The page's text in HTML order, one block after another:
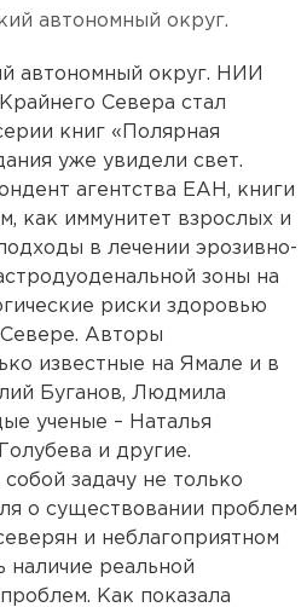
автономный округ.
автономный округ. НИИ
Севера стал
книг «Полярная
уже увидели свет.
агентства ЕАН, книги
как иммунитет взрослых и
в лечении эрозивно-
зоны на
риски здоровью
Авторы
известные на Ямале и в
Буганов, Людмила
ученые – Наталья
и другие.
задачу не только
о существовании проблем
и неблагоприятном
наличие реальной
Как показала